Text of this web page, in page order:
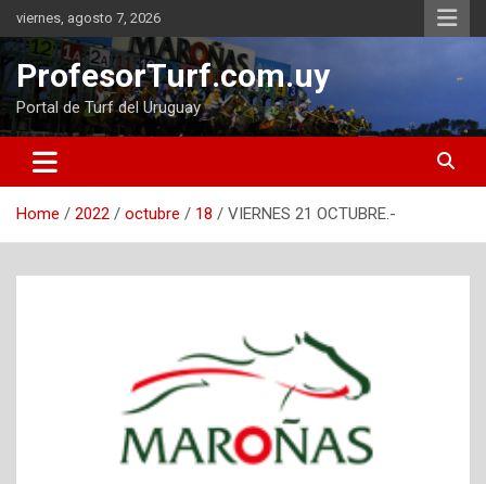
Skip
to
content
viernes, agosto 7, 2026
ProfesorTurf.com.uy
Portal de Turf del Uruguay
Home 2022 octubre 18 VIERNES 21 OCTUBRE.-